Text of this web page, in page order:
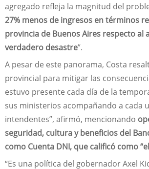
agregado refleja la magnitud del
27% menos de ingresos en términos
provincia de Buenos Aires respecto al
verdadero desastre”.
A pesar de este panorama, Costa
provincial para mitigar las
estuvo presente cada día de la
sus ministerios acompañando a cada
intendentes”, afirmó, mencionando
seguridad, cultura y beneficios del
como Cuenta DNI, que calificó como
“Es una política del gobernador Axel